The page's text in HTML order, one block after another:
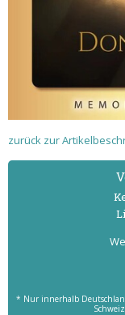
zurück zur
* Nur innerhalb